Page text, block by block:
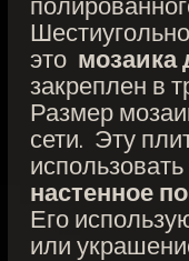
это мозаика
закреплен в
Размер
сети. Эту
использовать
настенное
Его
или